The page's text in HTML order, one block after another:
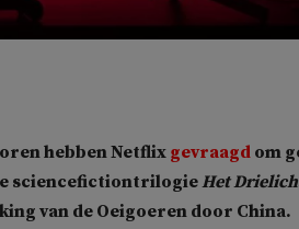
hebben Netflix gevraagd om
sciencefictiontrilogieHet
van de Oeigoeren door China.